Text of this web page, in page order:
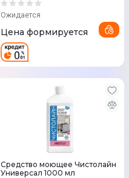
Ожидается
Цена формируется
Средство моющее Чистолайн
Универсал 1000 мл